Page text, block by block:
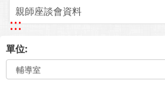
親師座談會資料
:::
單位: